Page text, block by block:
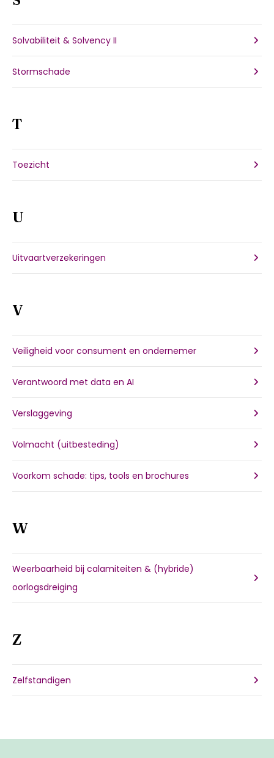
Solvabiliteit & Solvency II
Stormschade
T
Toezicht
U
Uitvaartverzekeringen
V
Veiligheid voor consument en ondernemer
Verantwoord met data en AI
Verslaggeving
Volmacht (uitbesteding)
Voorkom schade: tips, tools en brochures
W
Weerbaarheid bij calamiteiten & (hybride)
oorlogsdreiging
Z
Zelfstandigen